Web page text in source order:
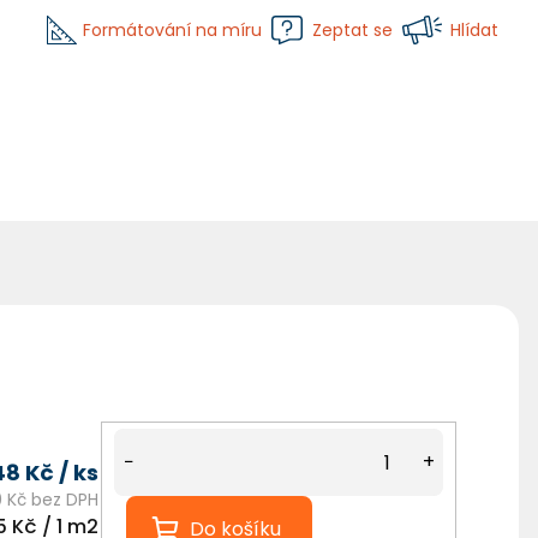
Formátování na míru Zeptat se Hlídat
Kč/ ks
bez DPH
Kč / 1 m2
+
−
Do košíku